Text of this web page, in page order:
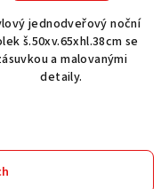
jednodveřový noční
š.50xv.65xhl.38cm se
a malovanými
detaily.